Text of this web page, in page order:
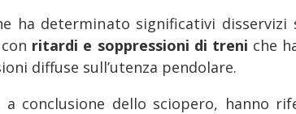
ha determinato significativi disservizi
ritardi e soppressioni di treni che
diffuse sull’utenza pendolare.
a conclusione dello sciopero, hanno